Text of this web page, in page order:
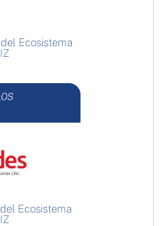
Ecosistema
Ecosistema